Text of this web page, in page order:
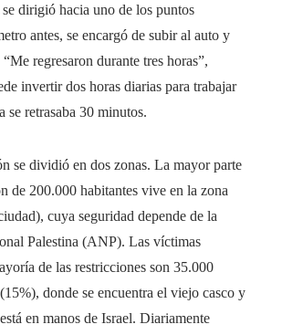
dirigió hacia uno de los puntos
antes, se encargó de subir al auto y
regresaron durante tres horas”,
invertir dos horas diarias para trabajar
se retrasaba 30 minutos.
se dividió en dos zonas. La mayor parte
de 200.000 habitantes vive en la zona
cuya seguridad depende de la
Palestina (ANP). Las víctimas
de las restricciones son 35.000
donde se encuentra el viejo casco y
en manos de Israel. Diariamente